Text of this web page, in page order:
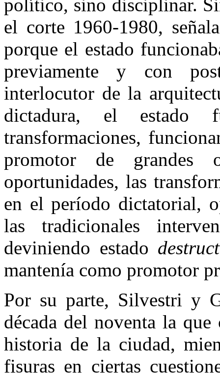
político, sino disciplinar.
el corte 1960-1980,
porque el estado
previamente y con
interlocutor de la
dictadura, el estado
transformaciones,
promotor de grandes
oportunidades, las
en el período dictatorial,
las tradicionales
deviniendo estado
mantenía como promotor
Por su parte, Silvestri y
década del noventa la
historia de la ciudad,
fisuras en ciertas